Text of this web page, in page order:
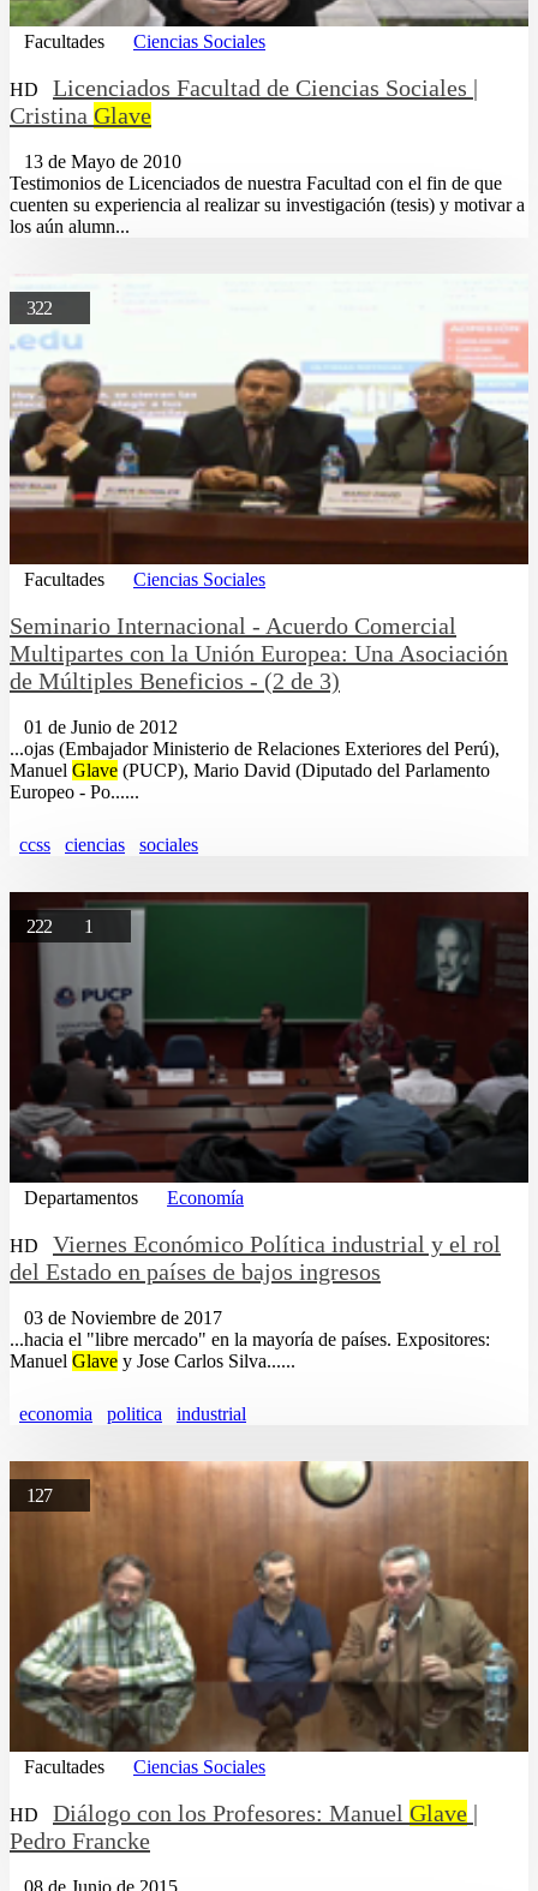
Facultades Ciencias Sociales
HD
Licenciados Facultad de Ciencias Sociales |
Cristina Glave
13 de Mayo de 2010
Testimonios de Licenciados de nuestra Facultad con el fin de que
cuenten su experiencia al realizar su investigación (tesis) y motivar a
los aún alumn...
322
Facultades Ciencias Sociales
Seminario Internacional - Acuerdo Comercial
Multipartes con la Unión Europea: Una Asociación
de Múltiples Beneficios - (2 de 3)
01 de Junio de 2012
...ojas (Embajador Ministerio de Relaciones Exteriores del Perú),
Manuel Glave (PUCP), Mario David (Diputado del Parlamento
Europeo - Po......
ccss ciencias sociales
222 1
Departamentos Economía
HD
Viernes Económico Política industrial y el rol
del Estado en países de bajos ingresos
03 de Noviembre de 2017
...hacia el "libre mercado" en la mayoría de países. Expositores:
Manuel Glave y Jose Carlos Silva......
economia politica industrial
127
Facultades Ciencias Sociales
HD Diálogo con los Profesores: Manuel Glave |
Pedro Francke
08 de Junio de 2015